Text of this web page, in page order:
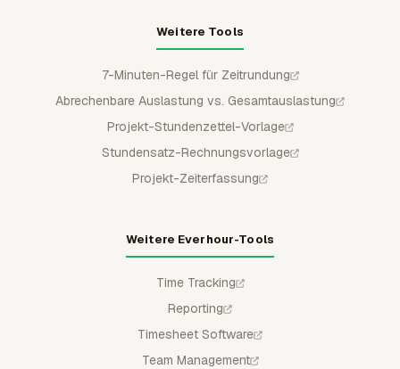
Weitere Tools
7-Minuten-Regel für Zeitrundung
Abrechenbare Auslastung vs. Gesamtauslastung
Projekt-Stundenzettel-Vorlage
Stundensatz-Rechnungsvorlage
Projekt-Zeiterfassung
Weitere Everhour-Tools
Time Tracking
Reporting
Timesheet Software
Team Management